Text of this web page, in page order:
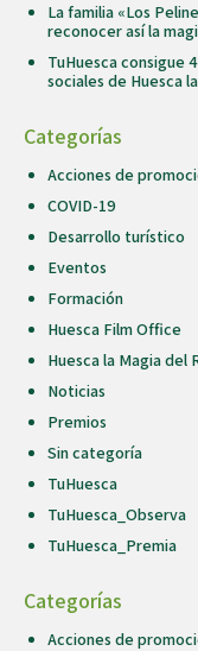
La familia «Los
reconocer así la
TuHuesca consigue
sociales de Huesca
Categorías
Acciones de
COVID-19
Desarrollo turístico
Eventos
Formación
Huesca Film Office
Huesca la Magia del
Noticias
Premios
Sin categoría
TuHuesca
TuHuesca_Observa
TuHuesca_Premia
Categorías
Acciones de